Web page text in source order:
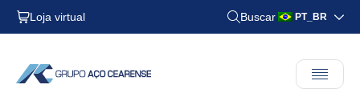
Loja virtual Buscar PT_BR